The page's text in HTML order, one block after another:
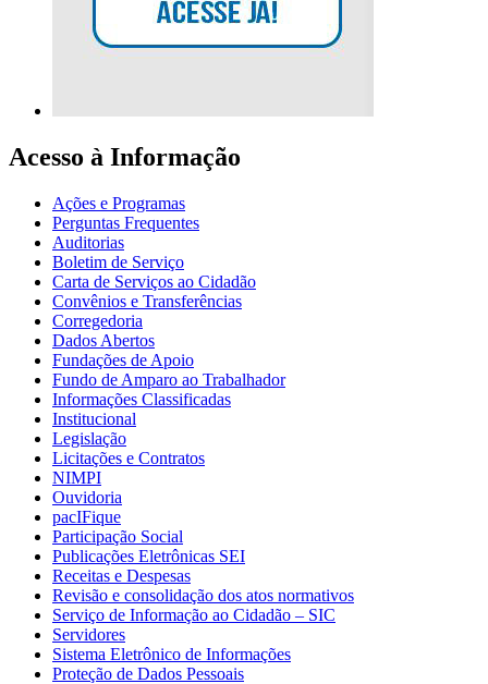
Acesso à Informação
Ações e Programas
Perguntas Frequentes
Auditorias
Boletim de Serviço
Carta de Serviços ao Cidadão
Convênios e Transferências
Corregedoria
Dados Abertos
Fundações de Apoio
Fundo de Amparo ao Trabalhador
Informações Classificadas
Institucional
Legislação
Licitações e Contratos
NIMPI
Ouvidoria
pacIFique
Participação Social
Publicações Eletrônicas SEI
Receitas e Despesas
Revisão e consolidação dos atos normativos
Serviço de Informação ao Cidadão – SIC
Servidores
Sistema Eletrônico de Informações
Proteção de Dados Pessoais